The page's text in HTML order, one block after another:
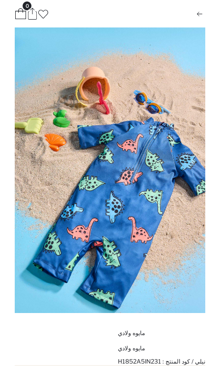
0
مايوه ولادي
مايوه ولادي
نيلي / كود المنتج : H1852A5IN231